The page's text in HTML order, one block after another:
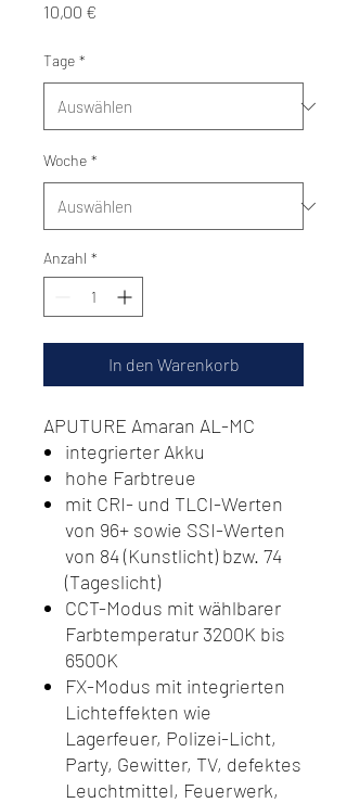
10,00 €
Tage *
Woche *
Anzahl *
In den Warenkorb
APUTURE Amaran AL-MC
integrierter Akku
hohe Farbtreue
mit CRI- und TLCI-Werten
von 96+ sowie SSI-Werten
von 84 (Kunstlicht) bzw. 74
(Tageslicht)
CCT-Modus mit wählbarer
Farbtemperatur 3200K bis
6500K
FX-Modus mit integrierten
Lichteffekten wie
Lagerfeuer, Polizei-Licht,
Party, Gewitter, TV, defektes
Leuchtmittel, Feuerwerk,